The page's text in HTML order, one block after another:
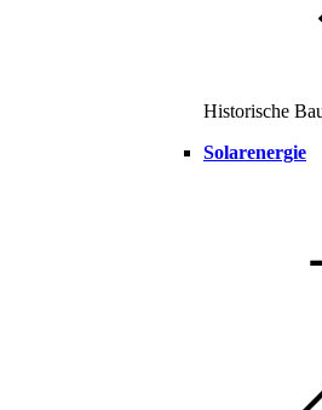
Historische
Solarenergie